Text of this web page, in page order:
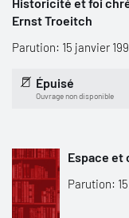
Ernst Troeitch
Parution: 15 janvier
Épuisé
Ouvrage non disponible
Espace et
Parution: